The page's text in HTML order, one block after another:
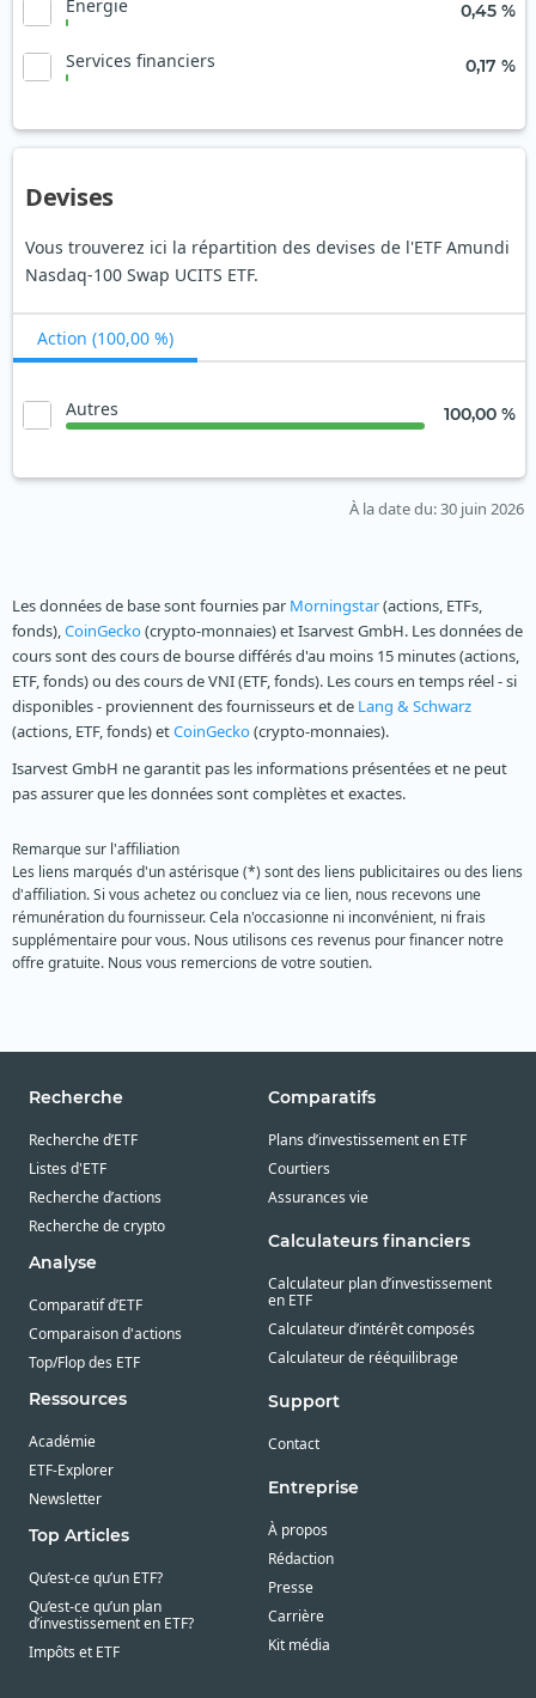
Énergie 0,45 %
Services financiers 0,17 %
Devises
Vous trouverez ici la répartition des devises de l'ETF Amundi
Nasdaq-100 Swap UCITS ETF.
Action (100,00 %)
Autres 100,00 %
À la date du: 30 juin 2026
Les données de base sont fournies par Morningstar(actions, ETFs,
fonds),CoinGecko(crypto-monnaies) et Isarvest GmbH. Les données de
cours sont des cours de bourse différés d'au moins 15 minutes (actions,
ETF, fonds) ou des cours de VNI (ETF, fonds). Les cours en temps réel - si
disponibles - proviennent des fournisseurs et de Lang & Schwarz
(actions, ETF, fonds) etCoinGecko(crypto-monnaies).
Isarvest GmbH ne garantit pas les informations présentées et ne peut
pas assurer que les données sont complètes et exactes.
Remarque sur l'affiliation
Les liens marqués d'un astérisque (*) sont des liens publicitaires ou des liens
d'affiliation. Si vous achetez ou concluez via ce lien, nous recevons une
rémunération du fournisseur. Cela n'occasionne ni inconvénient, ni frais
supplémentaire pour vous. Nous utilisons ces revenus pour financer notre
offre gratuite. Nous vous remercions de votre soutien.
Recherche
Recherche d’ETF
Listes d'ETF
Recherche d’actions
Recherche de crypto
Analyse
Comparatif d’ETF
Comparaison d'actions
Top/Flop des ETF
Ressources
Académie
ETF-Explorer
Newsletter
Top Articles
Qu’est-ce qu’un ETF?
Qu’est-ce qu’un plan
d’investissement en ETF?
Impôts et ETF
Comparatifs
Plans d’investissement en ETF
Courtiers
Assurances vie
Calculateurs financiers
Calculateur plan d’investissement
en ETF
Calculateur d’intérêt composés
Calculateur de rééquilibrage
Support
Contact
Entreprise
À propos
Rédaction
Presse
Carrière
Kit média